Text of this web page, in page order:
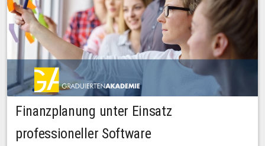
Finanzplanung unter Einsatz
professioneller Software